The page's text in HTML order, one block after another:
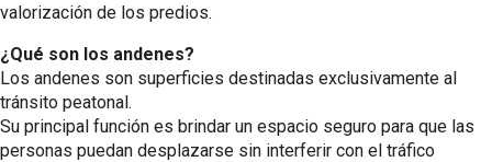
valorización de los predios.
¿Qué son los andenes?
Los andenes son superficies destinadas exclusivamente al
tránsito peatonal.
Su principal función es brindar un espacio seguro para que las
personas puedan desplazarse sin interferir con el tráfico